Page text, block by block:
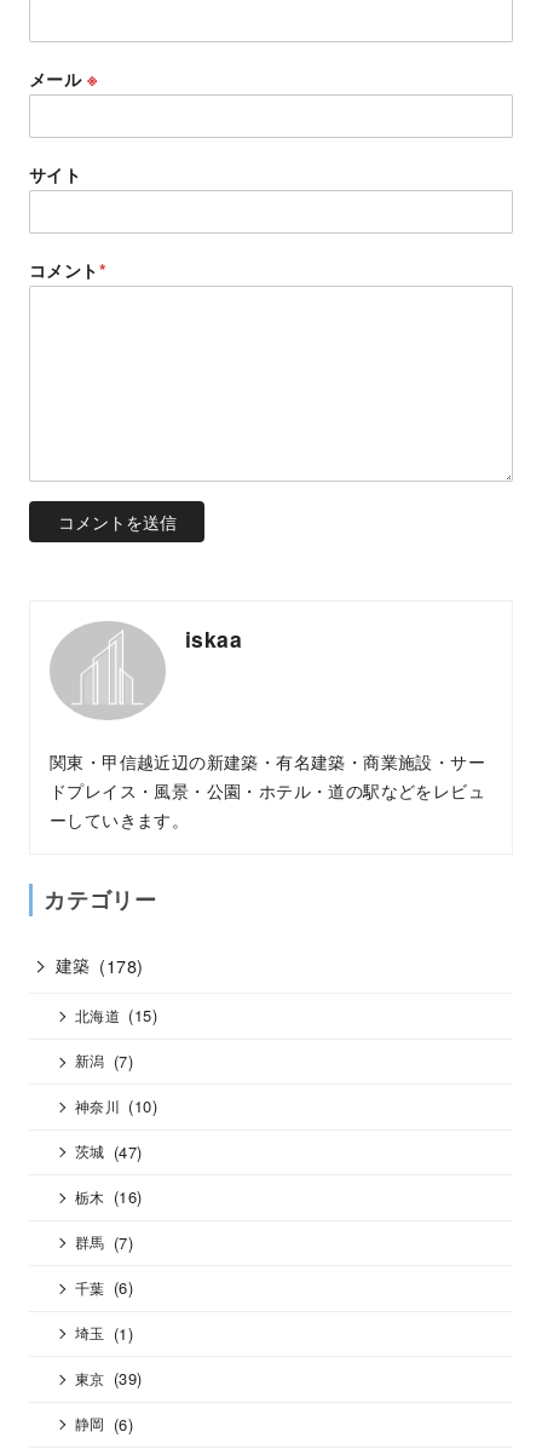
メール ※
サイト
コメント*
iskaa
関東・甲信越近辺の新建築・有名建築・商業施設・サー
ドプレイス・風景・公園・ホテル・道の駅などをレビュ
ーしていきます。
カテゴリー
建築 (178)
北海道 (15)
新潟 (7)
神奈川 (10)
茨城 (47)
栃木 (16)
群馬 (7)
千葉 (6)
埼玉 (1)
東京 (39)
静岡 (6)